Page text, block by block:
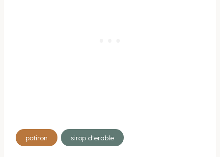
Étiquettes
de
potiron sirop d'erable